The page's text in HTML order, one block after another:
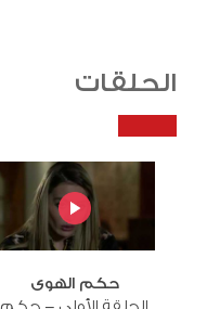
الحلقات
حكم الهوى